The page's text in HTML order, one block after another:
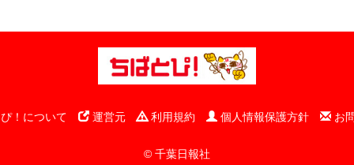
！について 運営元 利用規約 個人情報保護方針 お
© 千葉日報社